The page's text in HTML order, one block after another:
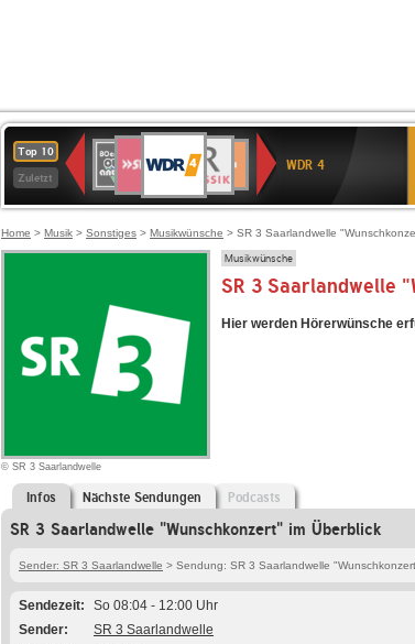
Top 10
Zuletzt
Deutschlandfunk
80er
90er
OLDIE
ANTENNE
4
KLASSIK
Deutschlandfunk
Kultur
Kultur
2
WDR 4
Home > Musik > Sonstiges > Musikwünsche > SR 3 Saarlandwelle
© SR 3 Saarlandwelle
Musikwünsche
SR 3 Saarlandwelle
Hier werden Hörerwünsche
Infos Nächste Sendungen Podcasts
SR 3 Saarlandwelle "Wunschkonzert" im Überblick
Sender: SR 3 Saarlandwelle > Sendung: SR 3 Saarlandwelle
Sendezeit
So 08:04 - 12:00 Uhr
Sender
SR 3 Saarlandwelle